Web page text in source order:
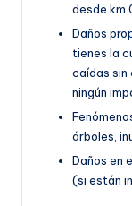
desde km
Daños
tienes la
caídas sin
ningún
árboles,
Daños en
(si están